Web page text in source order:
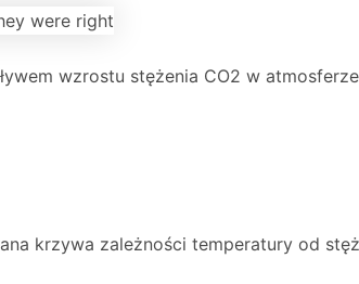
wzrostu stężenia CO2 w
krzywa zależności temperatury od